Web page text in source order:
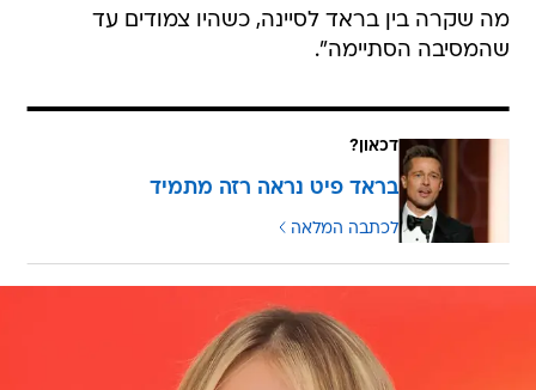
מה שקרה בין בראד לסיינה, כשהיו צמודים עד
שהמסיבה הסתיימה".
דכאון?
בראד פיט נראה רזה מתמיד
לכתבה המלאה